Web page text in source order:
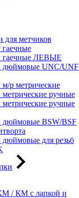
для метчиков
гаечные ЛЕВЫЕ
дюймовые UNC/UNF
р метрические
ручные
ручные
дюймовые BSW/BSF
для резьб
/ КМ с лапкой и